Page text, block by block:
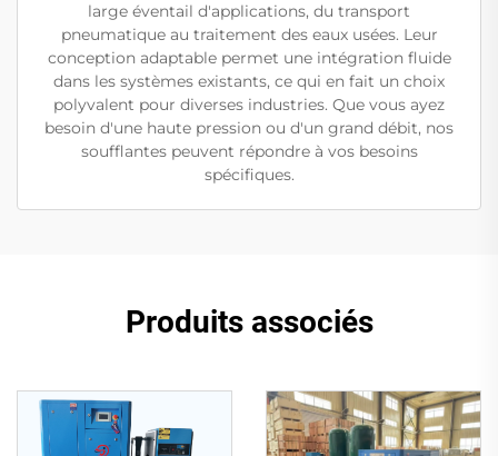
large éventail d'applications, du transport
pneumatique au traitement des eaux usées. Leur
conception adaptable permet une intégration fluide
dans les systèmes existants, ce qui en fait un choix
polyvalent pour diverses industries. Que vous ayez
besoin d'une haute pression ou d'un grand débit, nos
soufflantes peuvent répondre à vos besoins
spécifiques.
Produits associés